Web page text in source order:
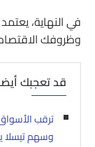
في النهاية،
وظروفك
قد تعجبك
ترقب
وسهم تيسلا